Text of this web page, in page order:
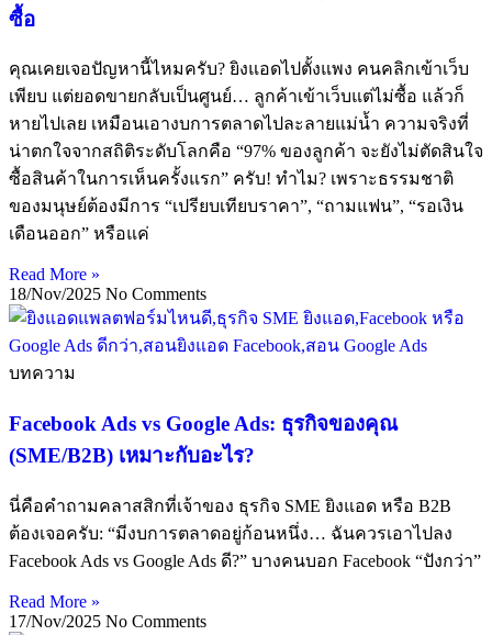
ซื้อ
คุณเคยเจอปัญหานี้ไหมครับ? ยิงแอดไปตั้งแพง คนคลิกเข้าเว็บ
เพียบ แต่ยอดขายกลับเป็นศูนย์… ลูกค้าเข้าเว็บแต่ไม่ซื้อ แล้วก็
หายไปเลย เหมือนเอางบการตลาดไปละลายแม่น้ำ ความจริงที่
น่าตกใจจากสถิติระดับโลกคือ “97% ของลูกค้า จะยังไม่ตัดสินใจ
ซื้อสินค้าในการเห็นครั้งแรก” ครับ! ทำไม? เพราะธรรมชาติ
ของมนุษย์ต้องมีการ “เปรียบเทียบราคา”, “ถามแฟน”, “รอเงิน
เดือนออก” หรือแค่
Read More »
18/Nov/2025 No Comments
บทความ
Facebook Ads vs Google Ads: ธุรกิจของคุณ
(SME/B2B) เหมาะกับอะไร?
นี่คือคำถามคลาสสิกที่เจ้าของ ธุรกิจ SME ยิงแอด หรือ B2B
ต้องเจอครับ: “มีงบการตลาดอยู่ก้อนหนึ่ง… ฉันควรเอาไปลง
Facebook Ads vs Google Ads ดี?” บางคนบอก Facebook “ปังกว่า”
Read More »
17/Nov/2025 No Comments